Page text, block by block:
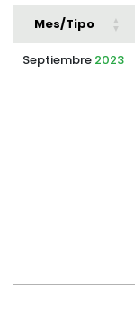
Mes/Tipo
Septiembre 2023